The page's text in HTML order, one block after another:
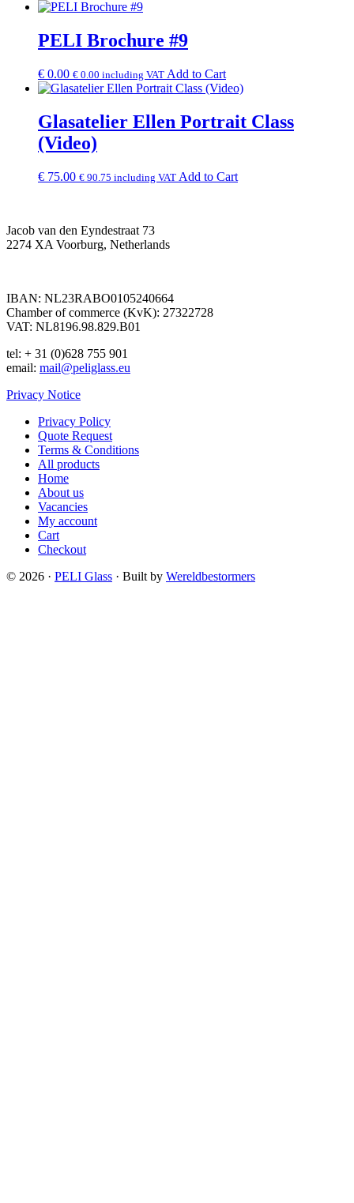
PELI Brochure #9
€ 0.00 € 0.00 including VAT Add to Cart
Glasatelier Ellen Portrait Class
(Video)
€ 75.00 € 90.75 including VAT Add to Cart
Jacob van den Eyndestraat 73
2274 XA Voorburg, Netherlands
IBAN: NL23RABO0105240664
Chamber of commerce (KvK): 27322728
VAT: NL8196.98.829.B01
tel: + 31 (0)628 755 901
email: mail@peliglass.eu
Privacy Notice
Privacy Policy
Quote Request
Terms & Conditions
All products
Home
About us
Vacancies
My account
Cart
Checkout
© 2026 · PELI Glass · Built by Wereldbestormers